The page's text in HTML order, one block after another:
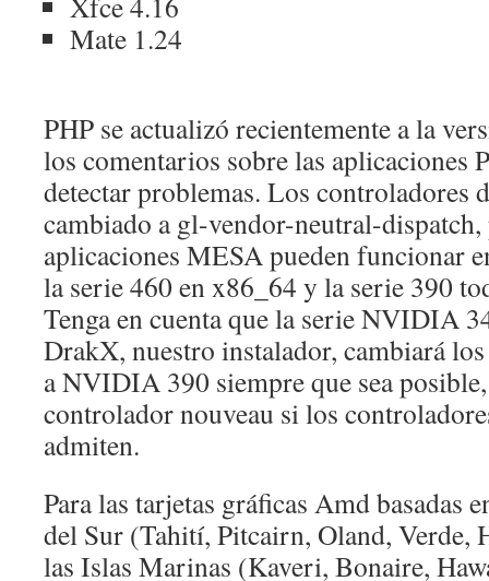
Mate 1.24
PHP se actualizó recientemente a la
los comentarios sobre las aplicaciones
detectar problemas. Los controladores
cambiado a gl-vendor-neutral-
aplicaciones MESA pueden funcionar
la serie 460 en x86_64 y la serie 390
Tenga en cuenta que la serie NVIDIA
DrakX, nuestro instalador, cambiará
a NVIDIA 390 siempre que sea
controlador nouveau si los
admiten.
Para las tarjetas gráficas Amd basadas
del Sur (Tahití, Pitcairn, Oland, Verde,
las Islas Marinas (Kaveri, Bonaire,